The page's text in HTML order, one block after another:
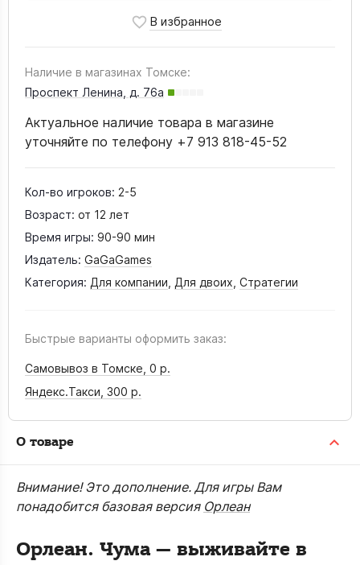
Наличие в магазинах Томске:
Проспект Ленина, д. 76а
Актуальное наличие товара в магазине
уточняйте по телефону +7 913 818-45-52
Кол-во игроков: 2-5
Возраст: от 12 лет
Время игры: 90-90 мин
Издатель: GaGaGames
Категория: Для компании Для двоих Стратегии
Быстрые варианты оформить заказ:
Самовывоз в Томске, 0 р.
Яндекс.Такси, 300 р.
О товаре
Внимание! Это дополнение. Для игры Вам
понадобится базовая версия Орлеан
Орлеан. Чума— выживайте в